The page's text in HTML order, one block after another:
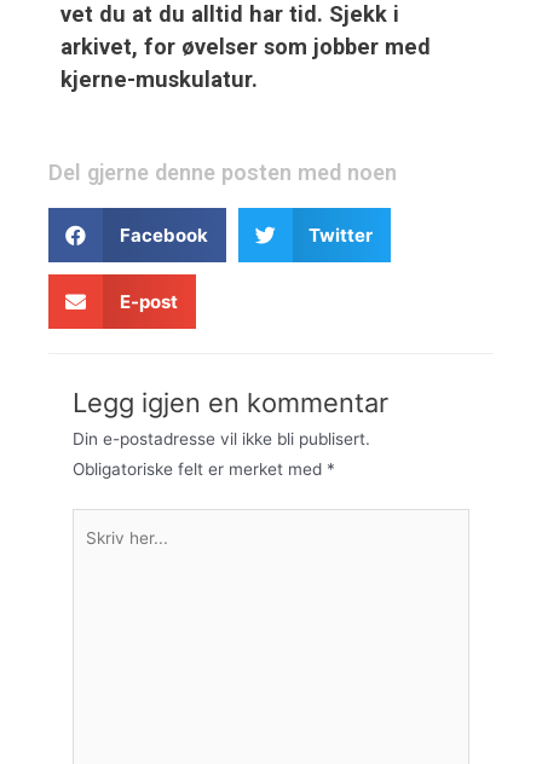
vet du at du alltid har tid. Sjekk i
arkivet, for øvelser som jobber med
kjerne-muskulatur.
Del gjerne denne posten med noen
Facebook Twitter
E-post
Legg igjen en kommentar
Din e-postadresse vil ikke bli publisert.
Obligatoriske felt er merket med *